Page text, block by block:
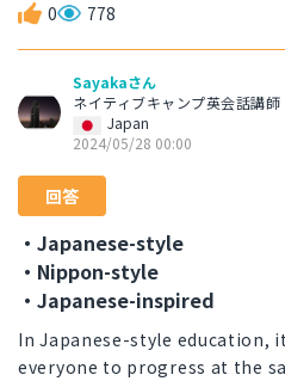
0 778
Sayakaさん
ネイティブキャンプ英会話講師
Japan
2024/05/28 00:00
回答
・Japanese-style
・Nippon-style
・Japanese-inspired
In Japanese-style education,
everyone to progress at the